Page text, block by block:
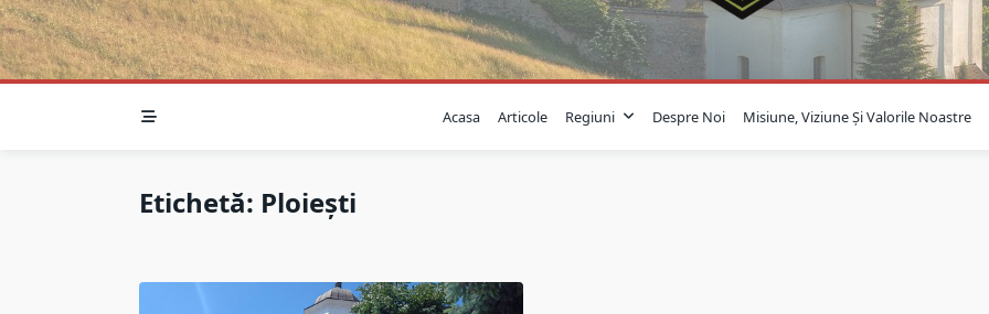
Acasa Articole Regiuni Despre Noi Misiune, Viziune Și Valorile Noastre
Etichetă: Ploiești